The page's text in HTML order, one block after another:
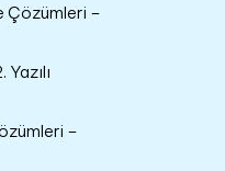
Çözümleri –
–